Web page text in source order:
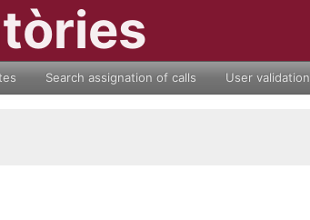
Search assignation of calls User validation